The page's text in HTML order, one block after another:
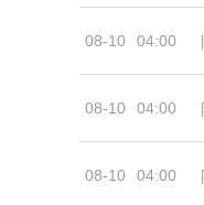
08-10 04:00
08-10 04:00
08-10 04:00